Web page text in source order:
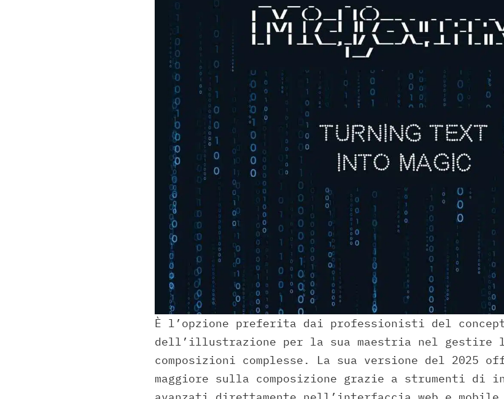
È l’opzione preferita dai professionisti del
dell’illustrazione per la sua maestria nel gestire
composizioni complesse. La sua versione del 2025
maggiore sulla composizione grazie a strumenti di